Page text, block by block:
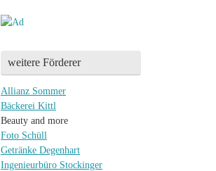
weitere Förderer
Allianz Sommer
Bäckerei Kittl
Beauty and more
Foto Schüll
Getränke Degenhart
Ingenieurbüro Stockinger